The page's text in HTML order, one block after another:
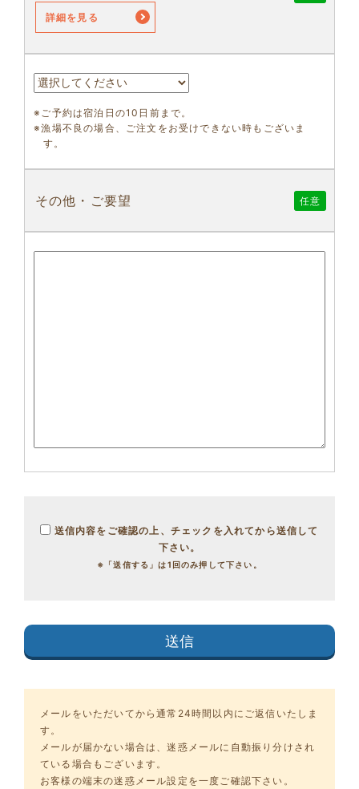
詳細を見る
※ご予約は宿泊日の10日前まで。
※漁場不良の場合、ご注文をお受けできない時もございま
す。
その他・ご要望 任意
送信内容をご確認の上、チェックを入れてから送信して
下さい。
※「送信する」は1回のみ押して下さい。
メールをいただいてから通常24時間以内にご返信いたしま
す。
メールが届かない場合は、迷惑メールに自動振り分けされ
ている場合もございます。
お客様の端末の迷惑メール設定を一度ご確認下さい。